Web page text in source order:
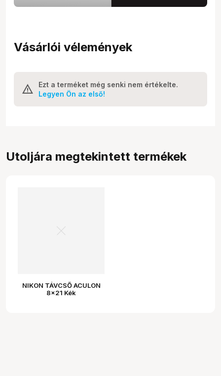
Vásárlói vélemények
Ezt a terméket még senki nem értékelte.
Legyen Ön az első!
Utoljára megtekintett termékek
NIKON TÁVCSŐ ACULON
8x21 Kék